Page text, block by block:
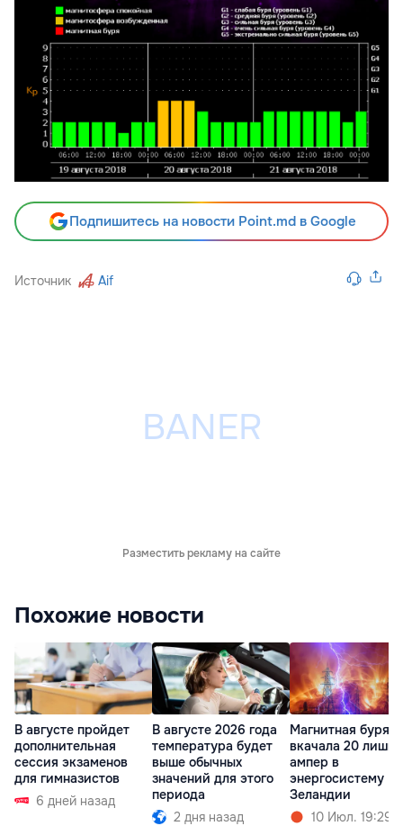
Подпишитесь на новости Point.md в Google
Источник Aif
Разместить рекламу на сайте
Похожие новости
В августе пройдет
дополнительная
сессия экзаменов
для гимназистов
6 дней назад
В августе 2026 года
температура будет
выше обычных
значений для этого
периода
2 дня назад
Магнитная буря
вкачала 20
ампер в
энергосистему
Зеландии
10 Июл. 19:29